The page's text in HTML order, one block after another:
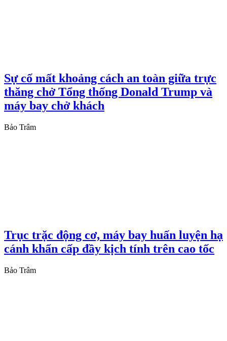
Sự cố mất khoảng cách an toàn giữa trực
thăng chở Tổng thống Donald Trump và
máy bay chở khách
Bảo Trâm
Trục trặc động cơ, máy bay huấn luyện hạ
cánh khẩn cấp đầy kịch tính trên cao tốc
Bảo Trâm